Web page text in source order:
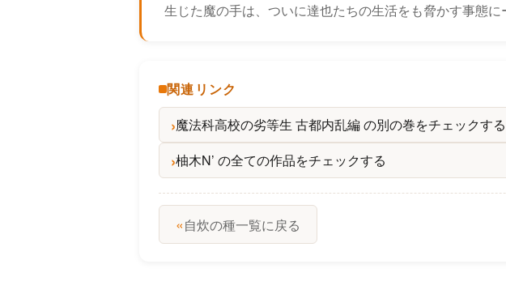
生じた魔の手は、ついに達也たちの生活をも脅かす事態に
関連リンク
魔法科高校の劣等生 古都内乱編 の別の巻をチェックする
柚木N’ の全ての作品をチェックする
«自炊の種一覧に戻る